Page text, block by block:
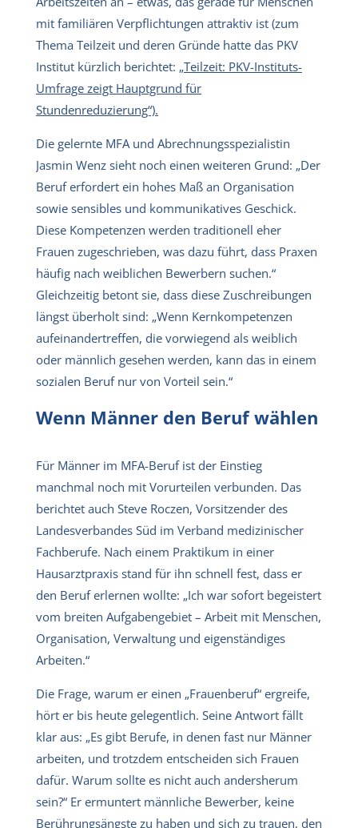
mit familiären Verpflichtungen attraktiv ist (zum
Thema Teilzeit und deren Gründe hatte das PKV
Institut kürzlich berichtet: „Teilzeit: PKV-Instituts-
Umfrage zeigt Hauptgrund für
Stundenreduzierung“).
Die gelernte MFA und Abrechnungsspezialistin
Jasmin Wenz sieht noch einen weiteren Grund: „Der
Beruf erfordert ein hohes Maß an Organisation
sowie sensibles und kommunikatives Geschick.
Diese Kompetenzen werden traditionell eher
Frauen zugeschrieben, was dazu führt, dass Praxen
häufig nach weiblichen Bewerbern suchen.“
Gleichzeitig betont sie, dass diese Zuschreibungen
längst überholt sind: „Wenn Kernkompetenzen
aufeinandertreffen, die vorwiegend als weiblich
oder männlich gesehen werden, kann das in einem
sozialen Beruf nur von Vorteil sein.“
Wenn Männer den Beruf wählen
Für Männer im MFA-Beruf ist der Einstieg
manchmal noch mit Vorurteilen verbunden. Das
berichtet auch Steve Roczen, Vorsitzender des
Landesverbandes Süd im Verband medizinischer
Fachberufe. Nach einem Praktikum in einer
Hausarztpraxis stand für ihn schnell fest, dass er
den Beruf erlernen wollte: „Ich war sofort begeistert
vom breiten Aufgabengebiet – Arbeit mit Menschen,
Organisation, Verwaltung und eigenständiges
Arbeiten.“
Die Frage, warum er einen „Frauenberuf“ ergreife,
hört er bis heute gelegentlich. Seine Antwort fällt
klar aus: „Es gibt Berufe, in denen fast nur Männer
arbeiten, und trotzdem entscheiden sich Frauen
dafür. Warum sollte es nicht auch andersherum
sein?“ Er ermuntert männliche Bewerber, keine
Berührungsängste zu haben und sich zu trauen, den